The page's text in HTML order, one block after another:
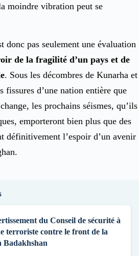
moindre vibration peut se
donc pas seulement une évaluation
de la fragilité d’un pays et de
. Sous les décombres de Kunarha et
fissures d’une nation entière que
les prochains séismes, qu’ils
emporteront bien plus que des
définitivement l’espoir d’un avenir
du Conseil de sécurité à
terroriste contre le front de la
Badakhshan